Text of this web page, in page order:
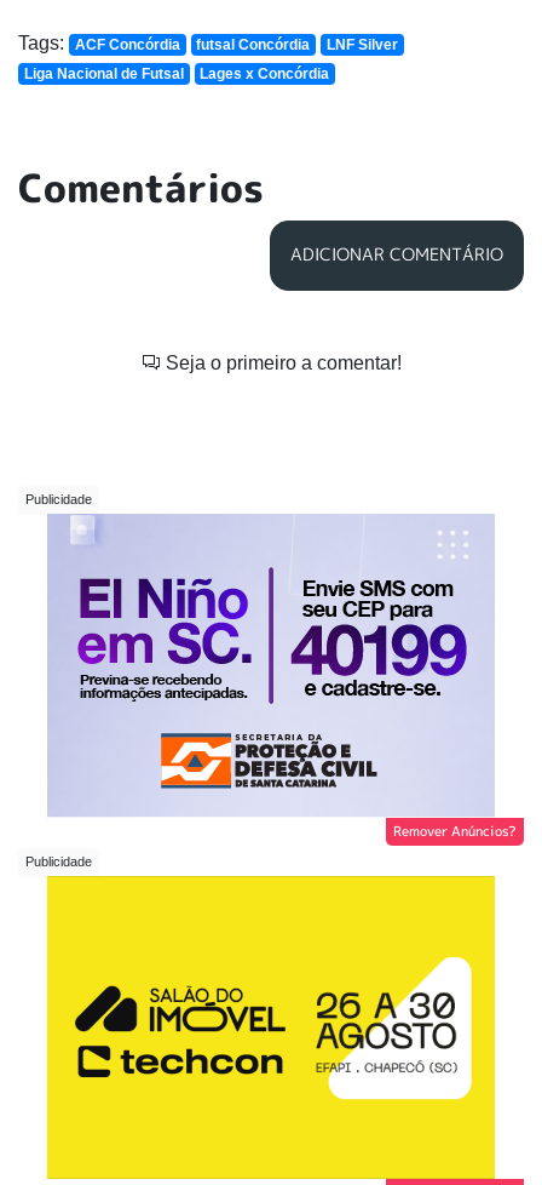
Tags: ACF Concórdia futsal Concórdia
LNF Silver
Liga Nacional de Futsal
Lages x Concórdia
Comentários
ADICIONAR COMENTÁRIO
Seja o primeiro a comentar!
Remover Anúncios?